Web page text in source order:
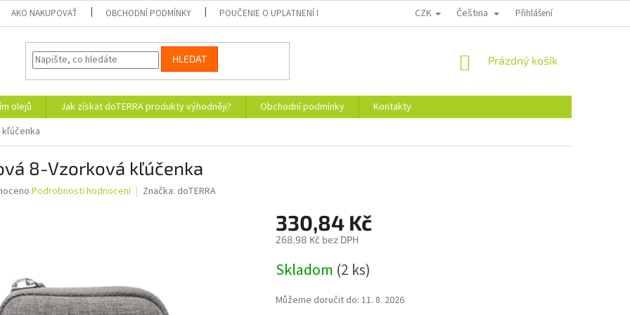
AKO NAKUPOVAŤ OBCHODNÍ PODMÍNKY POUČENIE O UPLATNENÍ PRÁVA SPOTREBITEĽA NA ODSTÚPENIE OD ZMLUVY DODACIE PODMIENKY
CZK Čeština Přihlášení
HLEDAT
NÁKUPNÍ
Prázdný košík
olejů Jak získat doTERRA produkty výhodněji? Obchodní podmínky
Kontakty
8-Vzorková kľúčenka
Podrobnosti hodnocení Značka: doTERRA
330,84 Kč
268,98 Kč bez DPH
cena:
Skladom (2 ks)
Můžeme doručit do: 11. 8. 2026